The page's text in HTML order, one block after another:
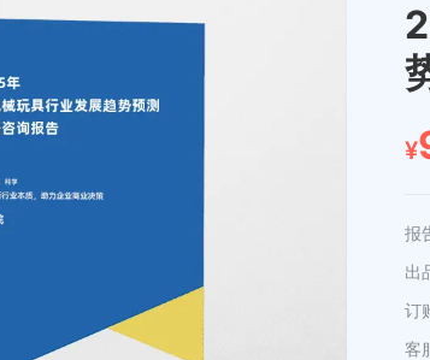
¥
报
出
订
客